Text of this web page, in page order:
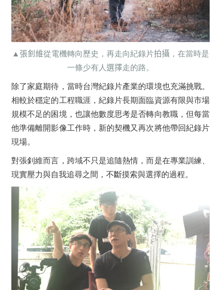
▲ 張釗維從電機轉向歷史，再走向紀錄片拍攝 ，在當時是
一條少有人選擇走的路。
除了家庭期待，當時台灣紀錄片產業的環境也充滿挑戰。
相較於穩定的工程職涯，紀錄片長期面臨資源有限與市場
規模不足的困境，也讓他數度思考是否轉向教職，但每當
他準備離開影像工作時，新的契機又再次將他帶回紀錄片
現場。
對張釗維而言，跨域不只是追隨熱情，而是在專業訓練、
現實壓力與自我追尋之間，不斷摸索與選擇的過程。